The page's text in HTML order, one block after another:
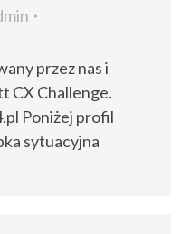
przez nas i
CX Challenge.
Poniżej profil
sytuacyjna